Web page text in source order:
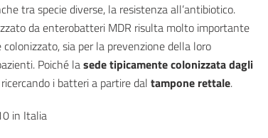
tra specie diverse, la resistenza all’antibiotico.
da enterobatteri MDR risulta molto importante
sia per la prevenzione della loro
Poiché lasede tipicamente colonizzata dagli
i batteri a partire dal tampone rettale.
in Italia